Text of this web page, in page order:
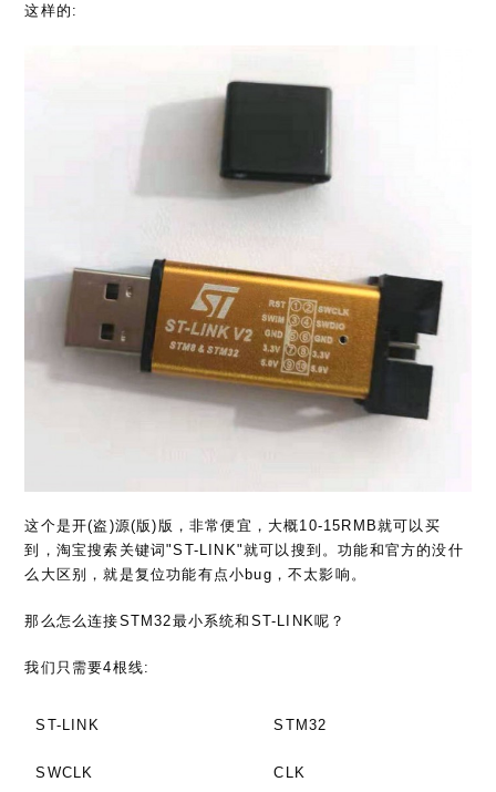
这样的:
这个是开(盗)源(版)版，非常便宜，大概10-15RMB就可以买
到，淘宝搜索关键词"ST-LINK"就可以搜到。功能和官方的没什
么大区别，就是复位功能有点小bug，不太影响。
那么怎么连接STM32最小系统和ST-LINK呢？
我们只需要4根线:
ST-LINK STM32
SWCLK CLK